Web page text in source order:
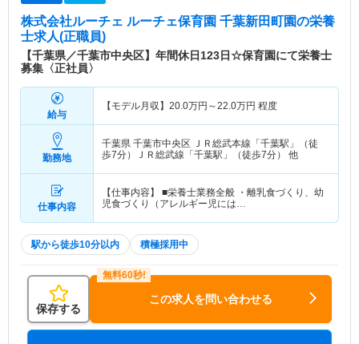
株式会社ルーチェ ルーチェ保育園 千葉新田町園の栄養
士求人(正職員)
【千葉県／千葉市中央区】年間休日123日☆保育園にて栄養士
募集〈正社員〉
給与
【モデル月収】 20.0万円～22.0万円 程度
勤務地
千葉県 千葉市中央区 ＪＲ総武本線「千葉駅」（徒
歩7分）ＪＲ総武線「千葉駅」（徒歩7分） 他
仕事内容
【仕事内容】 ■栄養士業務全般 ・離乳食づくり、幼
児食づくり（アレルギー児には…
駅から徒歩10分以内 積極採用中
保存する
この求人を問い合わせる